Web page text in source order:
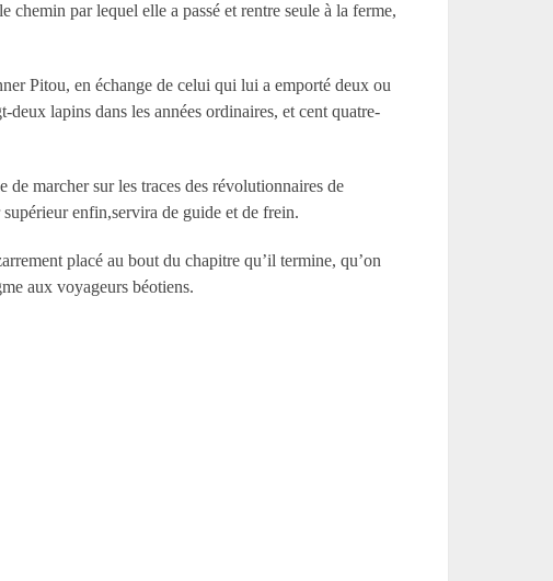
par lequel elle a passé et rentre seule à la ferme,
Pitou, en échange de celui qui lui a emporté deux ou
lapins dans les années ordinaires, et cent quatre-
marcher sur les traces des révolutionnaires de
enfin,servira de guide et de frein.
placé au bout du chapitre qu’il termine, qu’on
aux voyageurs béotiens.